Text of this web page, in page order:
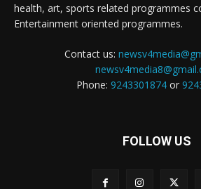
health, art, sports related programmes
Entertainment oriented programmes.
Contact us:
Phone: 9243301874or
FOLLOW US